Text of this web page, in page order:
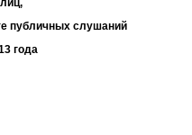
публичных слушаний
года